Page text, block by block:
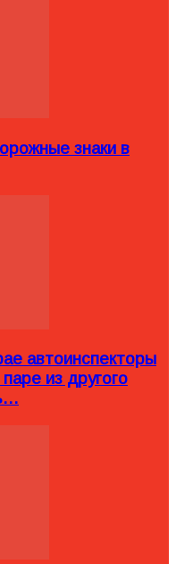
знаки в
автоинспекторы
из другого